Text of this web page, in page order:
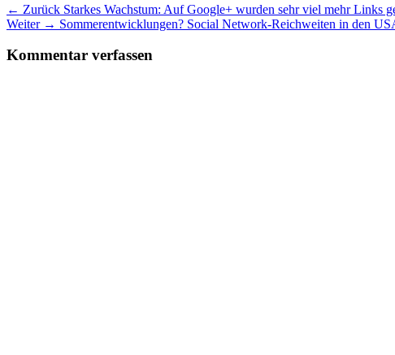
Beitragsnavigation
← Zurück Vorheriger
Beitrag:
Starkes Wachstum: Auf Google+ wurden sehr viel mehr Links
Weiter → Nächster
Sommerentwicklungen? Social Network-Reichweiten in den
Kommentar verfassen